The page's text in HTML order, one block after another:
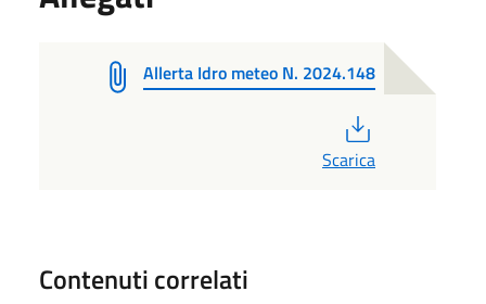
Allerta Idro meteo N. 2024.148
Scarica
Contenuti correlati